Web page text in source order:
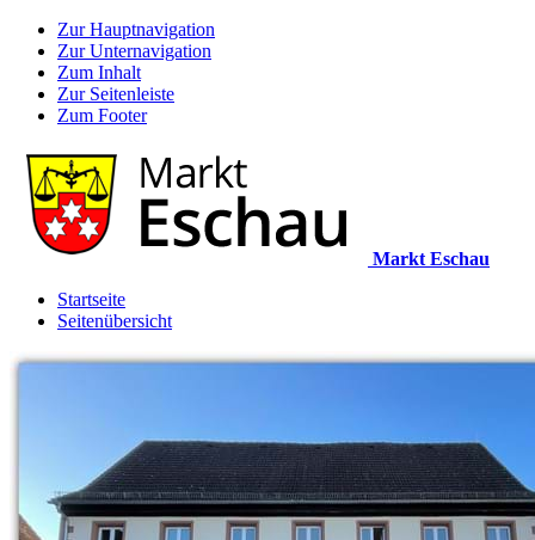
Zur Hauptnavigation
Zur Unternavigation
Zum Inhalt
Zur Seitenleiste
Zum Footer
Markt Eschau
Startseite
Seitenübersicht